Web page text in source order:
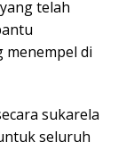
telah
menempel di
sukarela
seluruh